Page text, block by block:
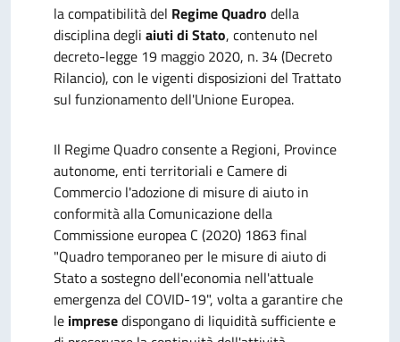
la compatibilità del Regime Quadro della
disciplina degli aiuti di Stato, contenuto nel
decreto-legge 19 maggio 2020, n. 34 (Decreto
Rilancio), con le vigenti disposizioni del Trattato
sul funzionamento dell'Unione Europea.
Il Regime Quadro consente a Regioni, Province
autonome, enti territoriali e Camere di
Commercio l'adozione di misure di aiuto in
conformità alla Comunicazione della
Commissione europea C (2020) 1863 final
"Quadro temporaneo per le misure di aiuto di
Stato a sostegno dell'economia nell'attuale
emergenza del COVID-19", volta a garantire che
le impresedispongano di liquidità sufficiente e